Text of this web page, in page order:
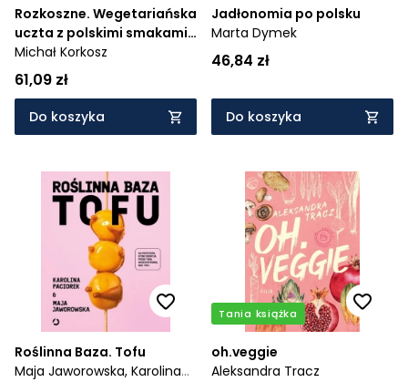
Rozkoszne. Wegetariańska
uczta z polskimi smakami
[wyd. 2, 2023]
Michał Korkosz
61,09 zł
Do koszyka
Jadłonomia po polsku
Marta Dymek
46,84 zł
Do koszyka
Roślinna Baza. Tofu
Maja Jaworowska, Karolina
Tania książka
oh.veggie
Aleksandra Tracz